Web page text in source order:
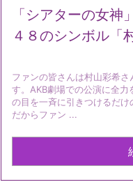
「シアターの女
４８のシンボル「
ファンの皆さんは村山彩希
す。AKB劇場での公演に全
の目を一斉に引きつけるだけ
だからファン ...